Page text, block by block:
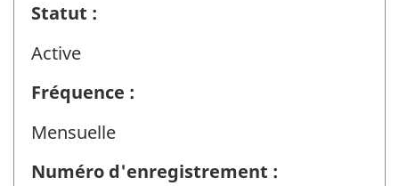
Statut :
Active
Fréquence :
Mensuelle
Numéro d'enregistrement :